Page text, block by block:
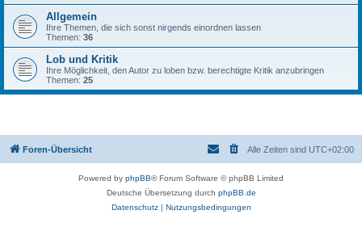
Allgemein
Ihre Themen, die sich sonst nirgends einordnen lassen
Themen: 36
Lob und Kritik
Ihre Möglichkeit, den Autor zu loben bzw. berechtigte Kritik anzubringen
Themen: 25
Foren-Übersicht Alle Zeiten sind UTC+02:00
Powered by phpBB® Forum Software © phpBB Limited
Deutsche Übersetzung durch phpBB.de
Datenschutz| Nutzungsbedingungen